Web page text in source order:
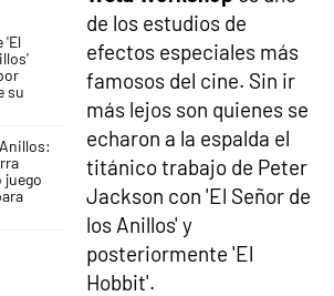
'El
su
juego
de los estudios de
efectos especiales más
famosos del cine. Sin ir
más lejos son quienes se
echaron a la espalda el
titánico trabajo de Peter
Jackson con 'El Señor de
los Anillos' y
posteriormente 'El
Hobbit'.